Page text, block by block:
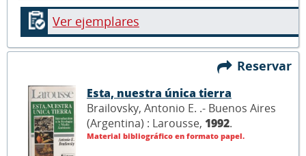
Ver ejemplares
Reservar
Esta, nuestra única tierra
Brailovsky, Antonio E. .- Buenos Aires
(Argentina) : Larousse, 1992.
Material bibliográfico en formato papel.